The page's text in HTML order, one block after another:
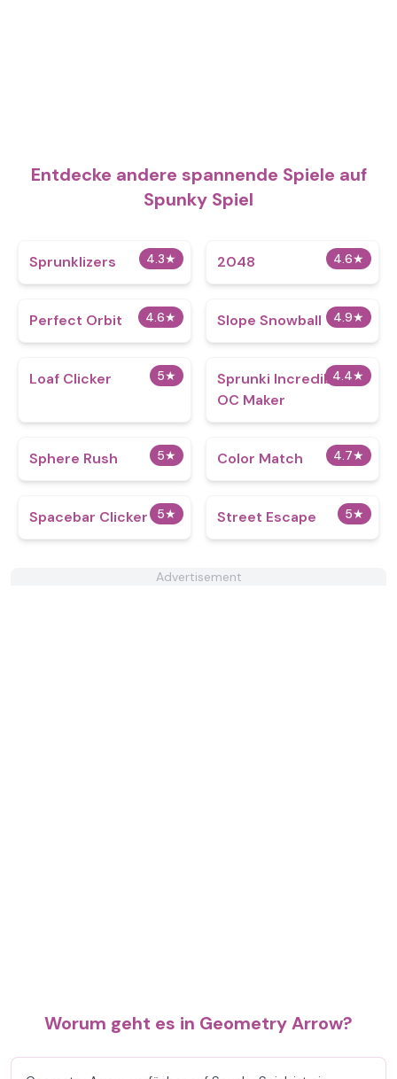
Entdecke andere spannende Spiele auf
Spunky Spiel
4.3★
Sprunklizers 4.6★
2048
4.6★
Perfect Orbit 4.9★
Slope Snowball
5★
Loaf Clicker 4.4★
Sprunki Incredibox
OC Maker
5★
Sphere Rush 4.7★
Color Match
5★
Spacebar Clicker 5★
Street Escape
Advertisement
Worum geht es in Geometry Arrow?